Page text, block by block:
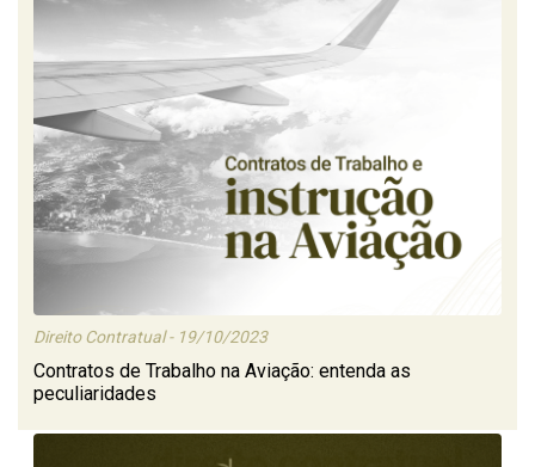
Direito Contratual - 19/10/2023
Contratos de Trabalho na Aviação: entenda as
peculiaridades